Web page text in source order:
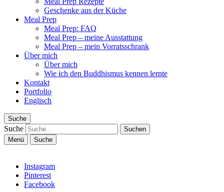
Geschenke aus der Küche
Meal Prep
Meal Prep: FAQ
Meal Prep – meine Ausstattung
Meal Prep – mein Vorratsschrank
Über mich
Über mich
Wie ich den Buddhismus kennen lernte
Kontakt
Portfolio
Englisch
Suche
Suche
Menü Suche
Instagram
Pinterest
Facebook